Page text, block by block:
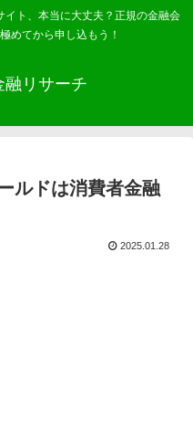
ト、本当に大丈夫？正規の金融会
めてから申し込もう！
融リサーチ
ルドは消費者金融
2025.01.28